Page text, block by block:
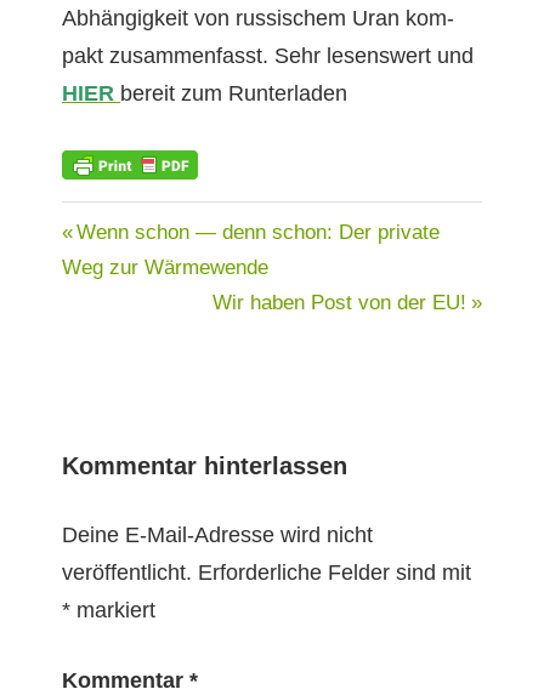
Abhängigkeit von rus­sis­chem Uran kom­
pakt zusam­men­fasst. Sehr lesenswert und
HIER bere­it zum Runterladen
ATOMKRAFT
Beitragsnavigation
Vorheriger
Beitrag:
Wenn schon — denn schon: Der private
Weg zur Wärmewende
Nächster
Wir haben Post von der EU!
Kommentar hinterlassen
Deine E-Mail-Adresse wird nicht
veröffentlicht. Erforderliche Felder sind mit
* markiert
Kommentar *